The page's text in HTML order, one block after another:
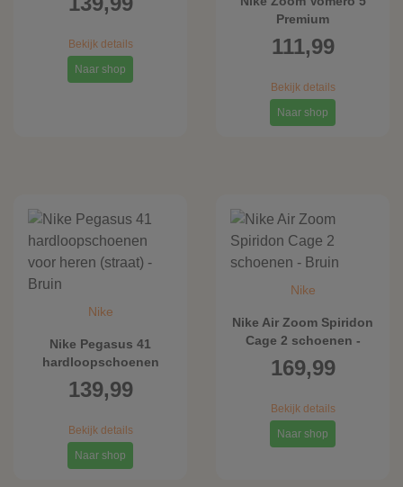
Bekijk details
Naar shop
Premium
herenschoenen - Bruin
111,99
Bekijk details
Naar shop
Nike
Nike Pegasus 41
hardloopschoenen
voor heren (straat) -
Bruin
139,99
Bekijk details
Naar shop
Nike
Nike Air Zoom Spiridon
Cage 2 schoenen -
Bruin
169,99
Bekijk details
Naar shop